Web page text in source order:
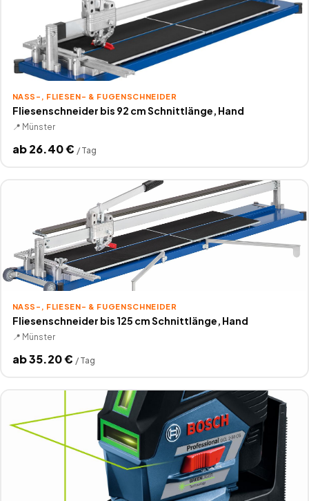
NASS-, FLIESEN- & FUGENSCHNEIDER
Fliesenschneider bis 92 cm Schnittlänge, Hand
📍 Münster
ab26.40€ / Tag
NASS-, FLIESEN- & FUGENSCHNEIDER
Fliesenschneider bis 125 cm Schnittlänge, Hand
📍 Münster
ab35.20€ / Tag